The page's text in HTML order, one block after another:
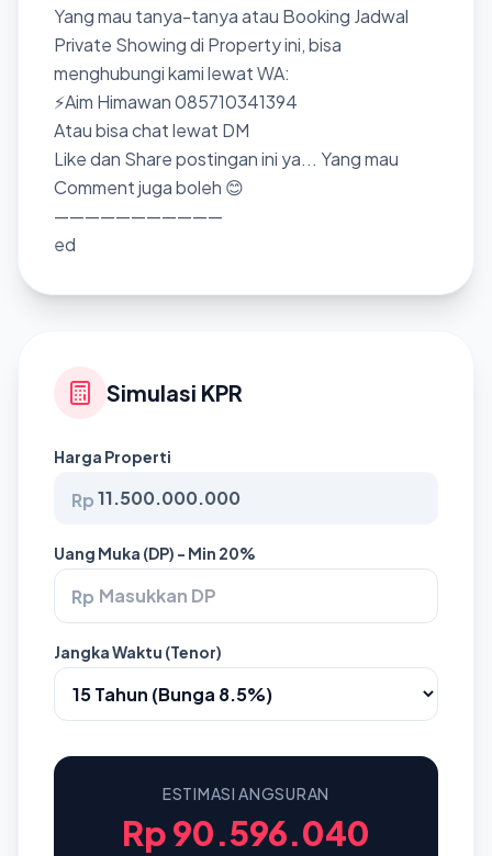
Yang mau tanya-tanya atau Booking Jadwal
Private Showing di Property ini, bisa
menghubungi kami lewat WA:
⚡Aim Himawan 085710341394
Atau bisa chat lewat DM
Like dan Share postingan ini ya... Yang mau
Comment juga boleh 😊
———————————
ed
Simulasi KPR
Harga Properti
Rp
Uang Muka (DP) - Min 20%
Rp
Jangka Waktu (Tenor)
ESTIMASI ANGSURAN
Rp 90.596.040